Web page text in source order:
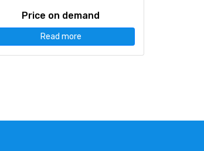
Price on demand
Read more